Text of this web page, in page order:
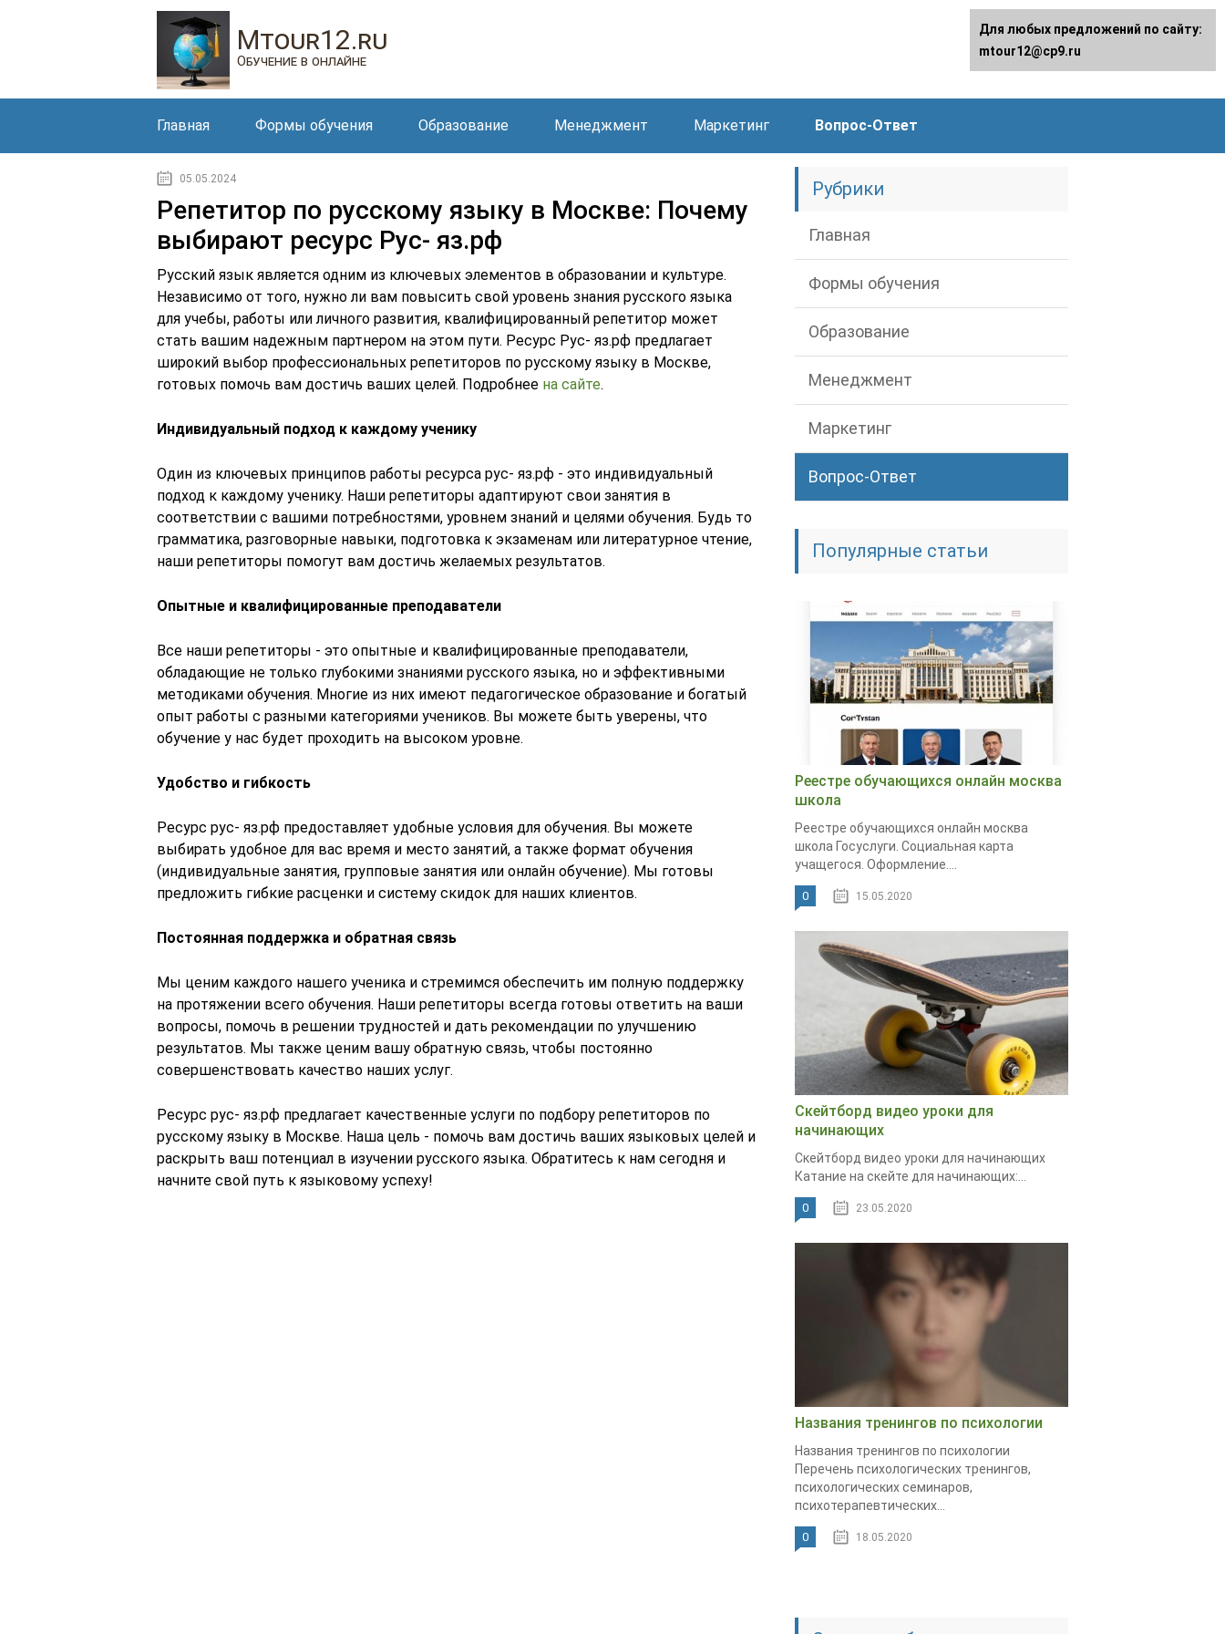
Mtour12.ru
Обучение в онлайне
Главная Формы обучения Образование Менеджмент Маркетинг Вопрос-Ответ
05.05.2024
Репетитор по русскому языку в Москве: Почему
выбирают ресурс Рус- яз.рф
Русский язык является одним из ключевых элементов в образовании и культуре.
Независимо от того, нужно ли вам повысить свой уровень знания русского языка
для учебы, работы или личного развития, квалифицированный репетитор может
стать вашим надежным партнером на этом пути. Ресурс Рус- яз.рф предлагает
широкий выбор профессиональных репетиторов по русскому языку в Москве,
готовых помочь вам достичь ваших целей. Подробнее на сайте.
Индивидуальный подход к каждому ученику
Один из ключевых принципов работы ресурса рус- яз.рф - это индивидуальный
подход к каждому ученику. Наши репетиторы адаптируют свои занятия в
соответствии с вашими потребностями, уровнем знаний и целями обучения. Будь то
грамматика, разговорные навыки, подготовка к экзаменам или литературное чтение,
наши репетиторы помогут вам достичь желаемых результатов.
Опытные и квалифицированные преподаватели
Все наши репетиторы - это опытные и квалифицированные преподаватели,
обладающие не только глубокими знаниями русского языка, но и эффективными
методиками обучения. Многие из них имеют педагогическое образование и богатый
опыт работы с разными категориями учеников. Вы можете быть уверены, что
обучение у нас будет проходить на высоком уровне.
Удобство и гибкость
Ресурс рус- яз.рф предоставляет удобные условия для обучения. Вы можете
выбирать удобное для вас время и место занятий, а также формат обучения
(индивидуальные занятия, групповые занятия или онлайн обучение). Мы готовы
предложить гибкие расценки и систему скидок для наших клиентов.
Постоянная поддержка и обратная связь
Мы ценим каждого нашего ученика и стремимся обеспечить им полную поддержку
на протяжении всего обучения. Наши репетиторы всегда готовы ответить на ваши
вопросы, помочь в решении трудностей и дать рекомендации по улучшению
результатов. Мы также ценим вашу обратную связь, чтобы постоянно
совершенствовать качество наших услуг.
Ресурс рус- яз.рф предлагает качественные услуги по подбору репетиторов по
русскому языку в Москве. Наша цель - помочь вам достичь ваших языковых целей и
раскрыть ваш потенциал в изучении русского языка. Обратитесь к нам сегодня и
начните свой путь к языковому успеху!
Рубрики
Главная
Формы обучения
Образование
Менеджмент
Маркетинг
Вопрос-Ответ
Популярные статьи
Реестре обучающихся онлайн москва
школа
Реестре обучающихся онлайн москва
школа Госуслуги. Социальная карта
учащегося. Оформление....
0 15.05.2020
Скейтборд видео уроки для
начинающих
Скейтборд видео уроки для начинающих
Катание на скейте для начинающих:...
0 23.05.2020
Названия тренингов по психологии
Названия тренингов по психологии
Перечень психологических тренингов,
психологических семинаров,
психотерапевтических...
0 18.05.2020
Для любых предложений по сайту:
mtour12@cp9.ru